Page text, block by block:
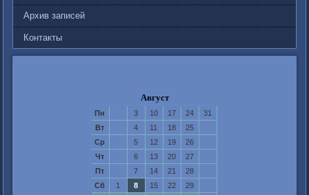
Архив записей
Контакты
Август
Пн 3 10 17 24
31
Вт
4 11 18
25
Ср
5 12 19
26
Чт
6 13 20
27
Пт
7 14 21
28
Сб
1 8 15 22
29